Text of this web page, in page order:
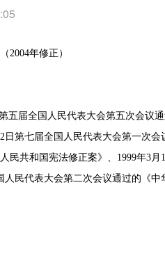
2004年修正）
届全国人民代表大会第五次会议通
第七届全国人民代表大会第一次会
民共和国宪法修正案》、1999年3
人民代表大会第二次会议通过的《